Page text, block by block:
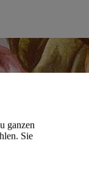
ganzen
Sie